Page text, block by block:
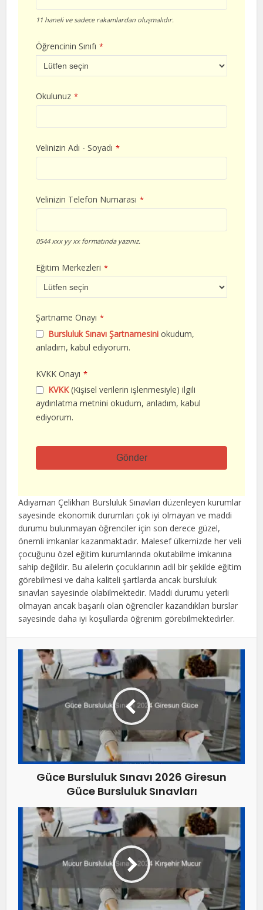
11 haneli ve sadece rakamlardan oluşmalıdır.
Öğrencinin Sınıfı *
Okulunuz *
Velinizin Adı - Soyadı *
Velinizin Telefon Numarası *
0544 xxx yy xx formatında yazınız.
Eğitim Merkezleri *
Şartname Onayı *
Bursluluk Sınavı Şartnamesini okudum,
anladım, kabul ediyorum.
KVKK Onayı *
KVKK(Kişisel verilerin işlenmesiyle) ilgili
aydınlatma metnini okudum, anladım, kabul
ediyorum.
Gönder
alan
boş
bırakılmalıdır
Adıyaman Çelikhan Bursluluk Sınavları düzenleyen kurumlar
sayesinde ekonomik durumları çok iyi olmayan ve maddi
durumu bulunmayan öğrenciler için son derece güzel,
önemli imkanlar kazanmaktadır. Malesef ülkemizde her veli
çocuğunu özel eğitim kurumlarında okutabilme imkanına
sahip değildir. Bu ailelerin çocuklarının adil bir şekilde eğitim
görebilmesi ve daha kaliteli şartlarda ancak bursluluk
sınavları sayesinde olabilmektedir. Maddi durumu yeterli
olmayan ancak başarılı olan öğrenciler kazandıkları burslar
sayesinde daha iyi koşullarda öğrenim görebilmektedirler.
Güce Bursluluk Sınavı 2026 Giresun
Güce Bursluluk Sınavları